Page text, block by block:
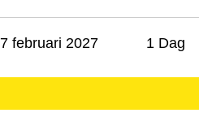
27 februari 2027 1 Dag